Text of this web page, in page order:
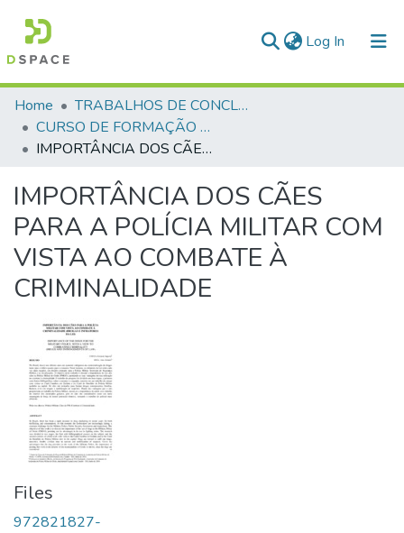
Log In (current)
Communities & Collections
All of DSpace
Home
TRABALHOS DE CONCLUSÃO DE CURSO - CFP (CURSO DE FORMAÇÃO DE PRAÇAS)
CURSO DE FORMAÇÃO DE PRAÇAS - CFP - 2018
IMPORTÂNCIA DOS CÃES PARA A POLÍCIA MILITAR COM VISTA AO COMBATE À CRIMINALIDADE
IMPORTÂNCIA DOS CÃES
PARA A POLÍCIA MILITAR COM
VISTA AO COMBATE À
CRIMINALIDADE
Files
972821827-